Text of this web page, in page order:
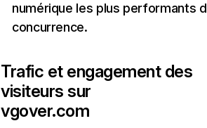
numérique les plus performants
concurrence.
Trafic et engagement des
visiteurs sur
vgover.com